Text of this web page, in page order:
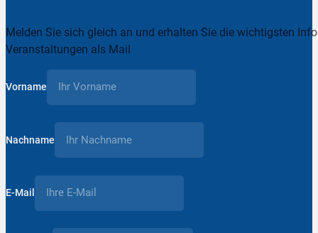
Melden Sie sich gleich an und erhalten Sie die wichtigsten
Veranstaltungen als Mail
Vorname
Nachname
E-Mail